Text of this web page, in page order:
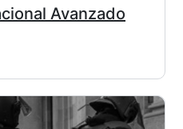
Avanzado